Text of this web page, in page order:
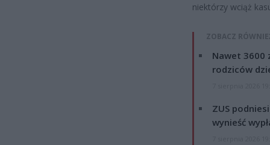
niektórzy wciąż
ZOBACZ
Nawet 3600
rodziców
ZUS
wynieść